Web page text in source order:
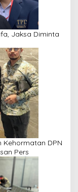
Jaksa Diminta
Kehormatan DPN
Pers